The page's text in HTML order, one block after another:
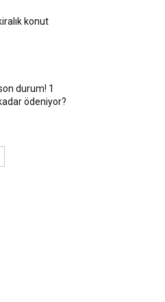
konut
durum! 1
ödeniyor?